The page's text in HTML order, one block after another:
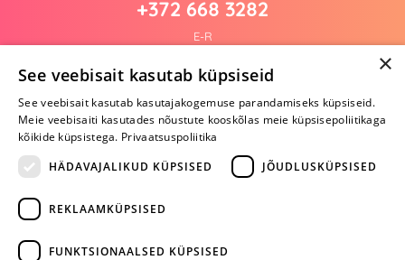
+372 668 3282
E-R
Arvustusi veel pole
Ole esimene!
Kirjuta arvustus ja SAA KINGITUS!
×
See veebisait kasutab küpsiseid
See veebisait kasutab kasutajakogemuse parandamiseks küpsiseid.
Meie veebisaiti kasutades nõustute kooskõlas meie küpsisepoliitikaga
kõikide küpsistega. Privaatsuspoliitika
HÄDAVAJALIKUD KÜPSISED
JÕUDLUSKÜPSISED
REKLAAMKÜPSISED
FUNKTSIONAALSED KÜPSISED